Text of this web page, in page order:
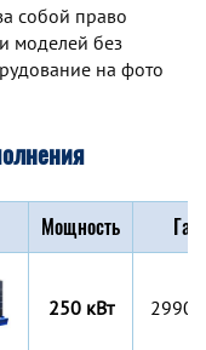
собой право
моделей без
на фото
Мощность
250 кВт